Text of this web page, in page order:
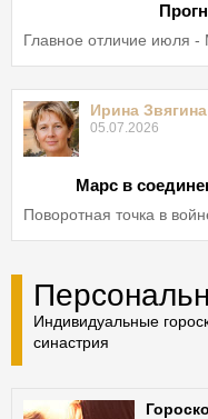
Главное отличие июля -
Ирина Звягина
05.07.2026
Марс в
Поворотная точка в
Индивидуальные
синастрия